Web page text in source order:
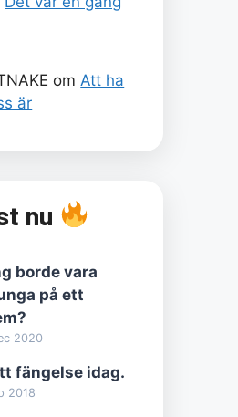
om Att ha
är
nu
borde vara
på ett
2020
fängelse idag.
2018